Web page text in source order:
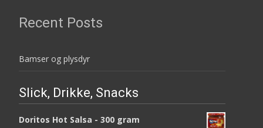
Recent Posts
Bamser og plysdyr
Slick, Drikke, Snacks
Doritos Hot Salsa - 300 gram